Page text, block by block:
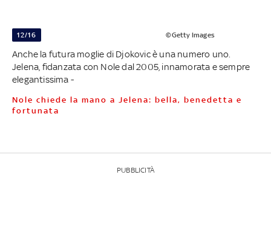
12/16 ©Getty Images
Anche la futura moglie di Djokovic è una numero uno.
Jelena, fidanzata con Nole dal 2005, innamorata e sempre
elegantissima -
Nole chiede la mano a Jelena: bella, benedetta e
fortunata
PUBBLICITÀ